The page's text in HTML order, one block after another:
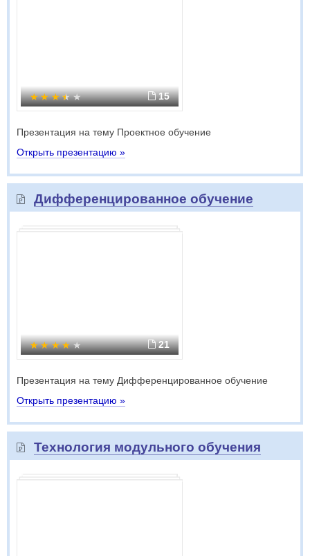
15
Презентация на тему Проектное обучение
Открыть презентацию »
Дифференцированное обучение
21
Презентация на тему Дифференцированное обучение
Открыть презентацию »
Технология модульного обучения